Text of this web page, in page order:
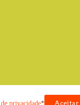
privacidade* Aceitar
EITA